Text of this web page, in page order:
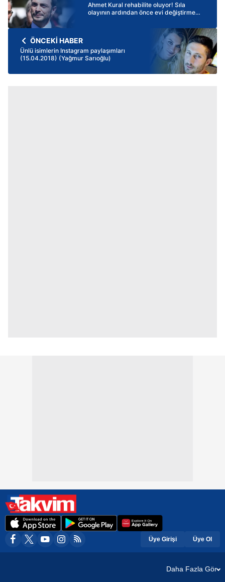
Ahmet Kural rehabilite oluyor! Sıla
olayının ardından önce evi değiştirme
ÖNCEKİ HABER
Ünlü isimlerin Instagram paylaşımları
(15.04.2018) (Yağmur Sarıoğlu)
Üye Girişi Üye Ol
Daha Fazla Gör